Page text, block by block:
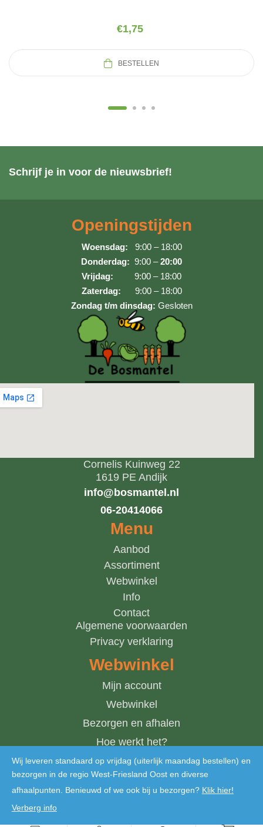
€1,75
BESTELLEN
Schrijf je in voor de nieuwsbrief!
Openingstijden
Woensdag: 9:00 – 18:00
Donderdag: 9:00 –20:00
Vrijdag: 9:00 – 18:00
Zaterdag: 9:00 – 18:00
Zondag t/m dinsdag: Gesloten
Cornelis Kuinweg 22
1619 PE Andijk
info@bosmantel.nl
06-20414066
Menu
Aanbod
Assortiment
Webwinkel
Info
Contact
Algemene voorwaarden
Privacy verklaring
Webwinkel
Mijn account
Webwinkel
Bezorgen en afhalen
Hoe werkt het?
Winkelwagen
Wij leveren standaard op vrijdag (uiterlijk maandag bestellen) en
bezorgen in de regio West-Friesland Oost en diverse
afhaalpunten. Benieuwd of we ook bij u bezorgen? Klik hier!
Verberg info